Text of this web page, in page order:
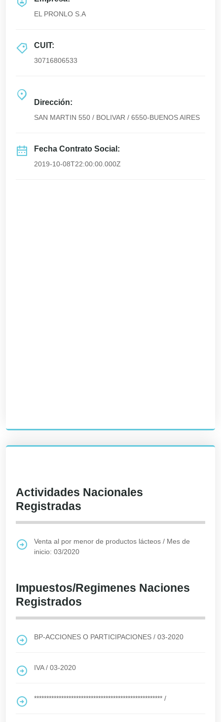
EL PRONLO S.A
CUIT:
30716806533
Dirección:
SAN MARTIN 550 / BOLIVAR / 6550-BUENOS AIRES
Fecha Contrato Social:
2019-10-08T22:00:00.000Z
Actividades Nacionales
Registradas
Venta al por menor de productos lácteos / Mes de
inicio: 03/2020
Impuestos/Regimenes Naciones
Registrados
BP-ACCIONES O PARTICIPACIONES / 03-2020
IVA/ 03-2020
**************************************************** /